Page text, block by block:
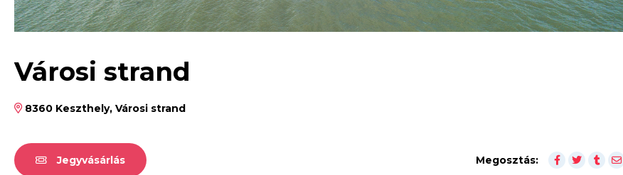
Városi strand
8360 Keszthely, Városi strand
Jegyvásárlás Megosztás: